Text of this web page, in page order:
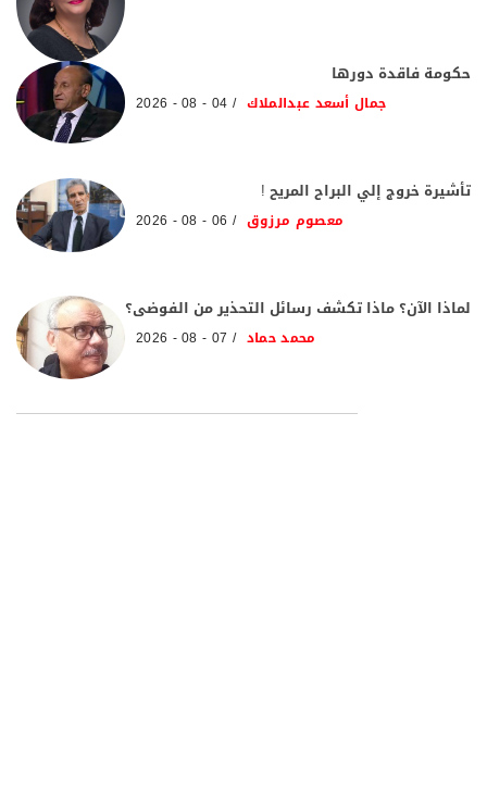
حكومة فاقدة دورها
جمال أسعد عبدالملاك 04 - 08 - 2026
تأشيرة خروج إلي البراح المريح !
معصوم مرزوق 06 - 08 - 2026
لماذا الآن؟ ماذا تكشف رسائل التحذير من الفوضى؟
محمد حماد 07 - 08 - 2026